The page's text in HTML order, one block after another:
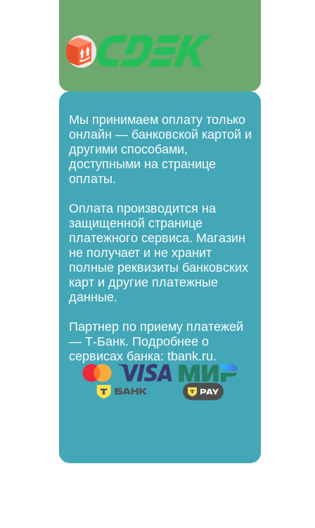
Мы принимаем оплату только
онлайн — банковской картой и
другими способами,
доступными на странице
оплаты.
Оплата производится на
защищенной странице
платежного сервиса. Магазин
не получает и не хранит
полные реквизиты банковских
карт и другие платежные
данные.
Партнер по приему платежей
— Т-Банк. Подробнее о
сервисах банка: tbank.ru.